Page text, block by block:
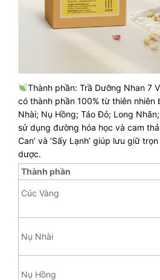
Thành phần: Trầ Dưỡng Nhan 7
có thành phần 100% từ thiên nhiên
Nhài; Nụ Hồng; Táo Đỏ; Long
sử dụng đường hóa học và cam
Can’ và ‘Sấy Lạnh’ giúp lưu giữ
dược.
Thành phần
Cúc
Nụ Nhài
Nụ Hồng